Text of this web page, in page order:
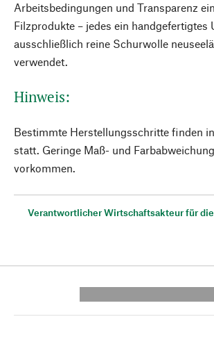
Arbeitsbedingungen und Transparenz
Filzprodukte – jedes ein handgefertigtes
ausschließlich reine Schurwolle
verwendet.
Hinweis:
Bestimmte Herstellungsschritte finden
statt. Geringe Maß- und
vorkommen.
Verantwortlicher Wirtschaftsakteur für die